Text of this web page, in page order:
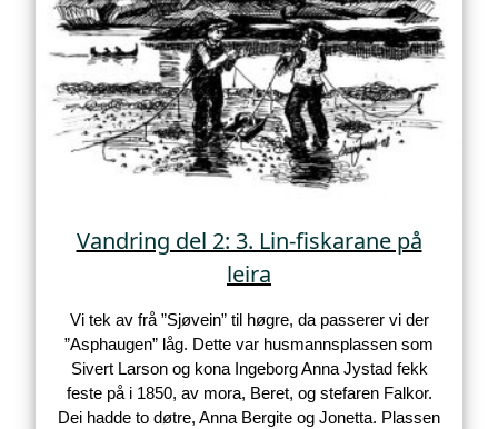
Vandring del 2: 3. Lin-fiskarane på
leira
Vi tek av frå ”Sjøvein” til høgre, da passerer vi der
”Asphaugen” låg. Dette var husmannsplassen som
Sivert Larson og kona Ingeborg Anna Jystad fekk
feste på i 1850, av mora, Beret, og stefaren Falkor.
Dei hadde to døtre, Anna Bergite og Jonetta. Plassen